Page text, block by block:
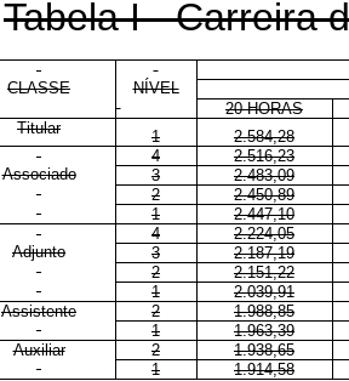
Tabela I - Carreira
CLASSE
NÍVEL
20 HORAS
Titular
1
2.584,28
4
2.516,23
Associado
3
2.483,09
2
2.450,89
1
2.447,10
4
2.224,05
Adjunto
3
2.187,19
2
2.151,22
1
2.039,91
Assistente
2
1.988,85
1
1.963,39
Auxiliar
2
1.938,65
1
1.914,58